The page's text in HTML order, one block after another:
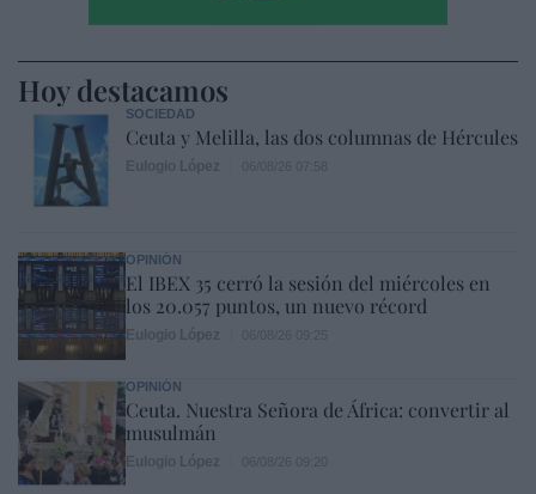
Hoy destacamos
SOCIEDAD
Ceuta y Melilla, las dos columnas de Hércules
OPINIÓN
El IBEX 35 cerró la sesión del miércoles en
los 20.057 puntos, un nuevo récord
OPINIÓN
Ceuta. Nuestra Señora de África: convertir al
musulmán